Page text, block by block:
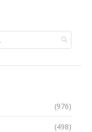
(976)
(498)